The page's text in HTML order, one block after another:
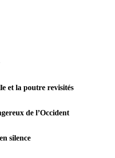
et la poutre revisités
de l’Occident
silence